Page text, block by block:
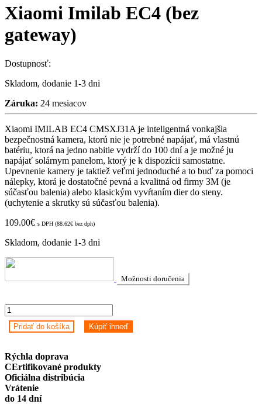
Xiaomi Imilab EC4 (bez
gateway)
Dostupnosť:
Skladom, dodanie 1-3 dni
Záruka: 24 mesiacov
Xiaomi IMILAB EC4 CMSXJ31A je inteligentná vonkajšia
bezpečnostná kamera, ktorú nie je potrebné napájať, má vlastnú
batériu, ktorá na jedno nabitie vydrží do 100 dní a je možné ju
napájať solárnym panelom, ktorý je k dispozícii samostatne.
Upevnenie kamery je taktiež veľmi jednoduché a to buď za pomoci
nálepky, ktorá je dostatočné pevná a kvalitná od firmy 3M (je
súčasťou balenia) alebo klasickým vyvŕtaním dier do steny.
(uchytenie a skrutky sú súčasťou balenia).
109.00€ s DPH (88.62€ bez dph)
Skladom, dodanie 1-3 dni
Možnosti doručenia
Xiaomi
Imilab
EC4
quantity
Pridať do košíka Kúpiť ihneď
Rýchla doprava
CErtifikované produkty
Oficiálna distribúcia
Vrátenie
do 14 dní